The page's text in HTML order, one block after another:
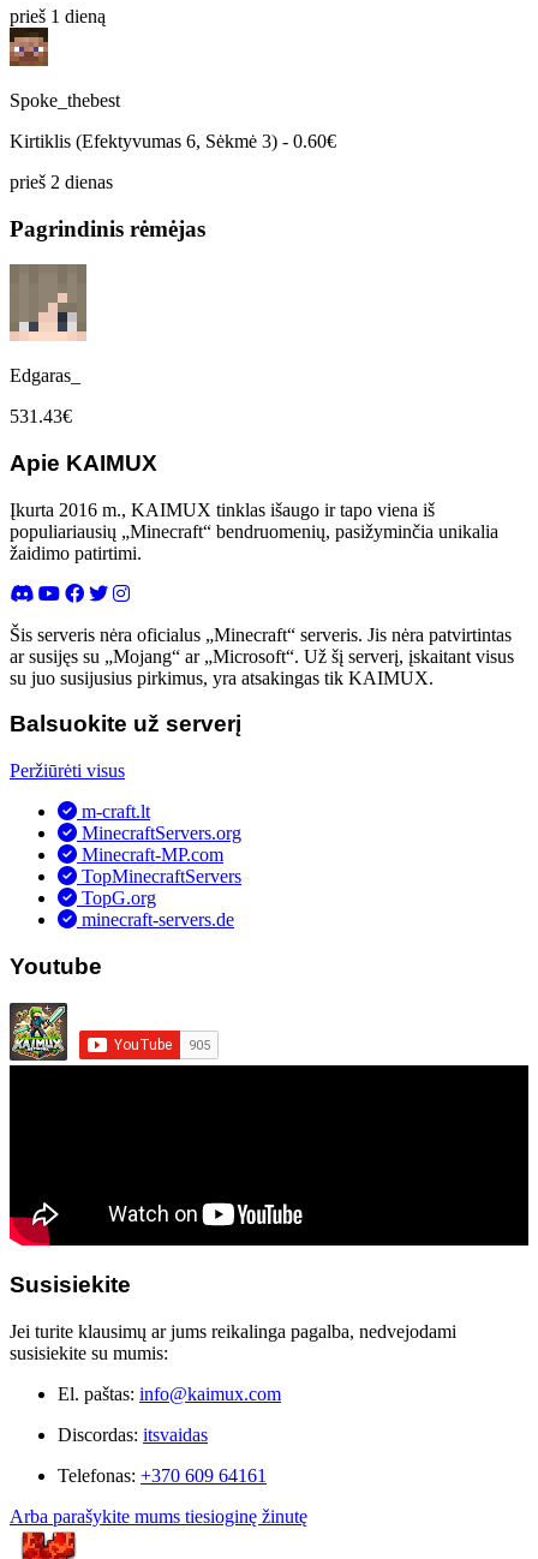
prieš 1 dieną
Spoke_thebest
Kirtiklis (Efektyvumas 6, Sėkmė 3) - 0.60€
prieš 2 dienas
Pagrindinis rėmėjas
Edgaras_
531.43€
Apie KAIMUX
Įkurta 2016 m., KAIMUX tinklas išaugo ir tapo viena iš
populiariausių „Minecraft“ bendruomenių, pasižyminčia unikalia
žaidimo patirtimi.
Šis serveris nėra oficialus „Minecraft“ serveris. Jis nėra patvirtintas
ar susijęs su „Mojang“ ar „Microsoft“. Už šį serverį, įskaitant visus
su juo susijusius pirkimus, yra atsakingas tik KAIMUX.
Balsuokite už serverį
Peržiūrėti visus
m-craft.lt
MinecraftServers.org
Minecraft-MP.com
TopMinecraftServers
TopG.org
minecraft-servers.de
Youtube
Susisiekite
Jei turite klausimų ar jums reikalinga pagalba, nedvejodami
susisiekite su mumis:
El. paštas: info@kaimux.com
Discordas: itsvaidas
Telefonas: +370 609 64161
Arba parašykite mums tiesioginę žinutę